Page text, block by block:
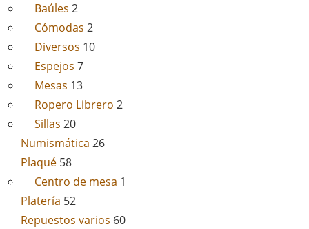
Baúles 2
Cómodas 2
Diversos 10
Espejos 7
Mesas 13
Ropero Librero 2
Sillas 20
Numismática 26
Plaqué 58
Centro de mesa 1
Platería 52
Repuestos varios 60